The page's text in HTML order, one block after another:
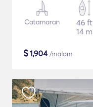
Catamaran
46 ft
14 m
$1,904/malam